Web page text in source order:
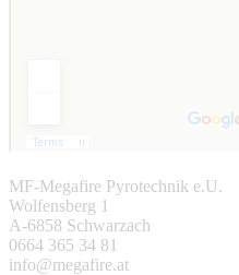
MF-Megafire Pyrotechnik e.U.
Wolfensberg 1
A-6858 Schwarzach
0664 365 34 81
info@megafire.at